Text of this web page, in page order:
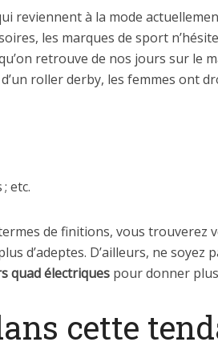
reviennent à la mode
les marques de sport
retrouve de nos jours sur le
roller derby, les femmes ont
etc.
de finitions, vous trouverez
d’adeptes. D’ailleurs, ne
quad électriques pour donner plus
cette